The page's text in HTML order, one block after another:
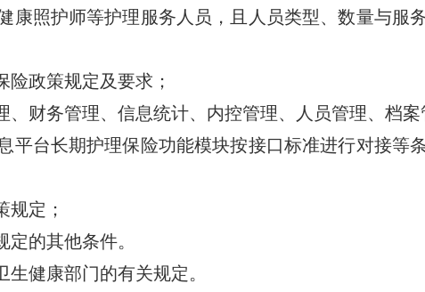
照护师等护理服务人员，且人员类型、数量与服
政策规定及要求；
务管理、信息统计、内控管理、人员管理、档案
台长期护理保险功能模块按接口标准进行对接等
定；
的其他条件。
健康部门的有关规定。